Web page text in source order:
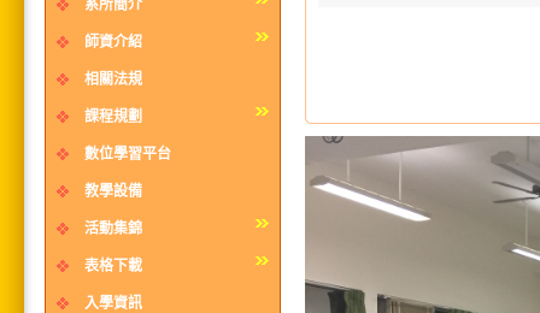
系所簡介
師資介紹
相關法規
課程規劃
數位學習平台
教學設備
活動集錦
表格下載
入學資訊